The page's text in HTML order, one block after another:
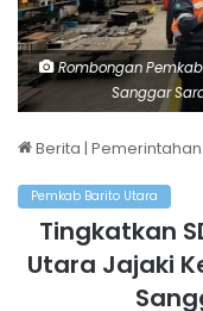
Rombongan
Sanggar
Berita | Pemerintahan
Pemkab Barito Utara
Tingkatkan
Utara Jajaki